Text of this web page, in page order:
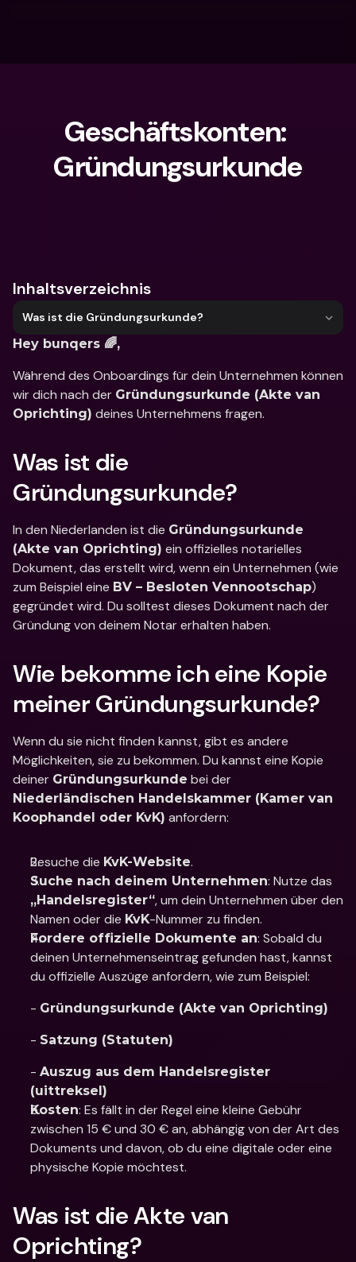
Geschäftskonten:
Gründungsurkunde
Inhaltsverzeichnis
Was ist die Gründungsurkunde?
Hey bunqers 🌈,
Während des Onboardings für dein Unternehmen können
wir dich nach der Gründungsurkunde (Akte van
Oprichting) deines Unternehmens fragen.
Was ist die
Gründungsurkunde?
In den Niederlanden ist die Gründungsurkunde
(Akte van Oprichting) ein offizielles notarielles
Dokument, das erstellt wird, wenn ein Unternehmen (wie
zum Beispiel eine BV – Besloten Vennootschap)
gegründet wird. Du solltest dieses Dokument nach der
Gründung von deinem Notar erhalten haben.
Wie bekomme ich eine Kopie
meiner Gründungsurkunde?
Wenn du sie nicht finden kannst, gibt es andere
Möglichkeiten, sie zu bekommen. Du kannst eine Kopie
deiner Gründungsurkunde
Niederländischen Handelskammer (Kamer van
Koophandel oder KvK) anfordern:
Besuche die KvK-Website.
Suche nach deinem Unternehmen
„Handelsregister“, um dein Unternehmen über den
Namen oder die KvK-Nummer zu finden.
Fordere offizielle Dokumente an: Sobald du
deinen Unternehmenseintrag gefunden hast, kannst
du offizielle Auszüge anfordern, wie zum Beispiel:
- Gründungsurkunde (Akte van Oprichting)
- Satzung (Statuten)
- Auszug aus dem Handelsregister
(uittreksel)
Kosten: Es fällt in der Regel eine kleine Gebühr
zwischen 15 € und 30 € an, abhängig von der Art des
Dokuments und davon, ob du eine digitale oder eine
physische Kopie möchtest.
Was ist die Akte van
Oprichting?